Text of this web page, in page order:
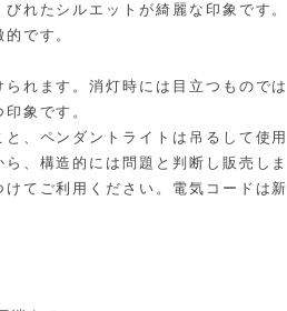
れたシルエットが綺麗な印象です。
です。
れます。消灯時には目立つものでは
象です。
、ペンダントライトは吊るして使用
、構造的には問題と判断し販売しま
てご利用ください。電気コードは新